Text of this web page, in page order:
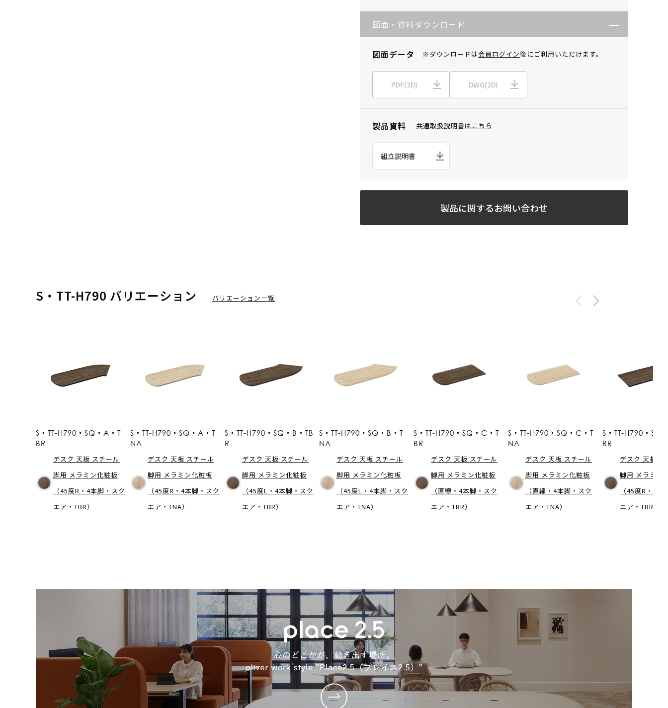
図面・資料ダウンロード
図面データ ※ダウンロードは会員ログイン後にご利用いただけます。
PDF(2D) DWG(2D)
製品資料 共通取扱説明書はこちら
組立説明書
製品に関するお問い合わせ
S・TT-H790 バリエーション バリエーション一覧
S・TT-H790・SQ・A・T
BR
デスク 天板 スチール
脚用 メラミン化粧板
（45度R・4本脚・スク
エア・TBR）
S・TT-H790・SQ・A・T
NA
デスク 天板 スチール
脚用 メラミン化粧板
（45度R・4本脚・スク
エア・TNA）
S・TT-H790・SQ・B・TB
R
デスク 天板 スチール
脚用 メラミン化粧板
（45度L・4本脚・スク
エア・TBR）
S・TT-H790・SQ・B・T
NA
デスク 天板 スチール
脚用 メラミン化粧板
（45度L・4本脚・スク
エア・TNA）
S・TT-H790・SQ・C・T
BR
デスク 天板 スチール
脚用 メラミン化粧板
（直線・4本脚・スク
エア・TBR）
S・TT-H790・SQ・C・T
NA
デスク 天板 スチール
脚用 メラミン化粧板
（直線・4本脚・スク
エア・TNA）
S・TT-H790・SQ
BR
デスク 天板 ス
脚用 メラミン
（45度R・中
エア・TBR）